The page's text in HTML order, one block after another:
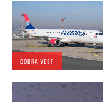
DOBRA VEST